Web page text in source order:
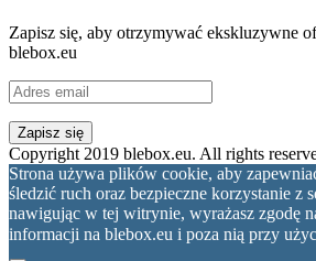
Zapisz się, aby otrzymywać ekskluzywne
blebox.eu
Copyright 2019 blebox.eu. All rights
Strona używa plików cookie, aby
śledzić ruch oraz bezpieczne korzystanie z
nawigując w tej witrynie, wyrażasz zgodę
informacji na blebox.eu i poza nią przy